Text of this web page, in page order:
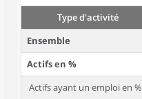
Type d'activité
Ensemble
Actifs en %
Actifs ayant un emploi en %